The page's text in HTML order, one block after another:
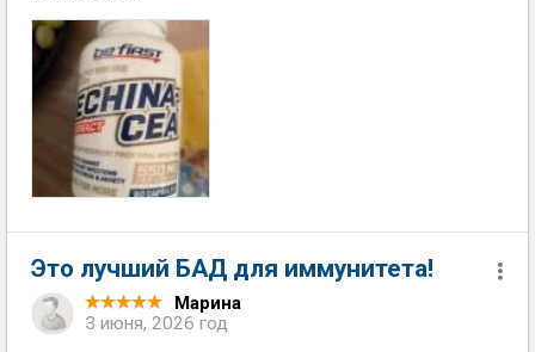
Это лучший БАД для иммунитета!
Марина
3 июня, 2026 год